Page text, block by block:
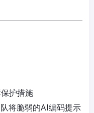
护措施
将脆弱的AI编码提示